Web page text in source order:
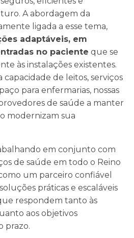
A abordagem da
ligada a esse tema,
adaptáveis, em
no paciente que se
às instalações existentes.
capacidade de leitos, serviços
para enfermarias, nossas
de saúde a manter
modernizam sua
em conjunto com
de saúde em todo o Reino
um parceiro confiável
práticas e escaláveis
respondem tanto às
aos objetivos
prazo.